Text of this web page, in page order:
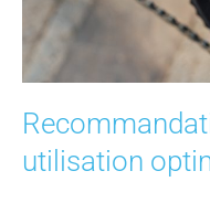
utilisation